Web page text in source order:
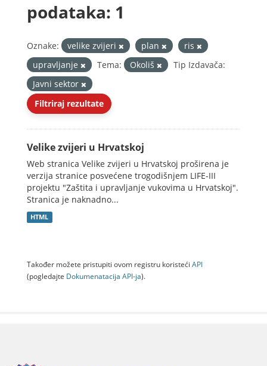
podataka: 1
Oznake: velike zvijeri plan
ris
upravljanje
Tema: Okoliš
Tip Izdavača:
Javni sektor
Filtriraj rezultate
Velike zvijeri u Hrvatskoj
Web stranica Velike zvijeri u Hrvatskoj proširena je
verzija stranice posvećene trogodišnjem LIFE-III
projektu "Zaštita i upravljanje vukovima u Hrvatskoj".
Stranica je naknadno...
HTML
Također možete pristupiti ovom registru koristeći API
(pogledajte Dokumenаtаcijа API-jа).